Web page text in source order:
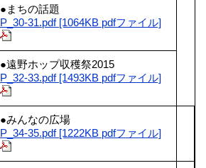
●まちの話題
P_30-31.pdf [1064KB pdfファイル]
●遠野ホップ収穫祭2015
P_32-33.pdf [1493KB pdfファイル]
●みんなの広場
P_34-35.pdf [1222KB pdfファイル]